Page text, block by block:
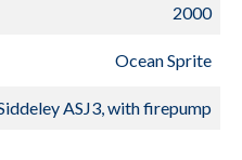
2000
Ocean Sprite
ASJ3, with firepump